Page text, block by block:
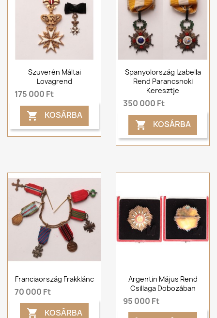
Szuverén Máltai
Lovagrend
175 000 Ft
 KOSÁRBA
Spanyolország Izabella
Rend Parancsnoki
Keresztje
350 000 Ft
 KOSÁRBA
Franciaország Frakklánc
70 000 Ft
 KOSÁRBA
Argentin Május Rend
Csillaga Dobozában
95 000 Ft